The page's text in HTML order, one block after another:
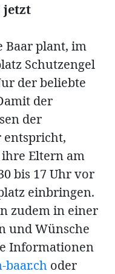
jetzt
Baar plant, im
Schutzengel
der beliebte
der
der
Eltern am
bis 17 Uhr vor
einbringen.
zudem in einer
und Wünsche
Informationen
oder